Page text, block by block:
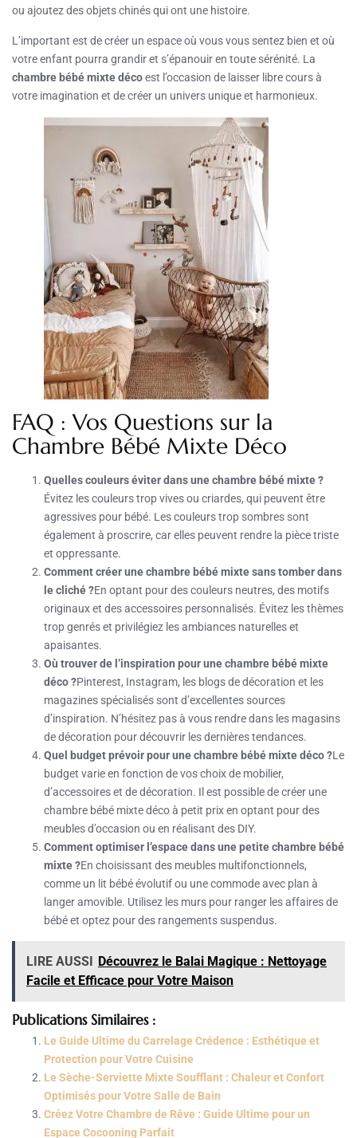
ou ajoutez des objets chinés qui ont une histoire.
L’important est de créer un espace où vous vous sentez bien et où
votre enfant pourra grandir et s’épanouir en toute sérénité. La
chambre bébé mixte décoest l’occasion de laisser libre cours à
votre imagination et de créer un univers unique et harmonieux.
FAQ : Vos Questions sur la
Chambre Bébé Mixte Déco
Quelles couleurs éviter dans une chambre bébé mixte ?
Évitez les couleurs trop vives ou criardes, qui peuvent être
agressives pour bébé. Les couleurs trop sombres sont
également à proscrire, car elles peuvent rendre la pièce triste
et oppressante.
Comment créer une chambre bébé mixte sans tomber dans
le cliché ?En optant pour des couleurs neutres, des motifs
originaux et des accessoires personnalisés. Évitez les thèmes
trop genrés et privilégiez les ambiances naturelles et
apaisantes.
Où trouver de l’inspiration pour une chambre bébé mixte
déco ?Pinterest, Instagram, les blogs de décoration et les
magazines spécialisés sont d’excellentes sources
d’inspiration. N’hésitez pas à vous rendre dans les magasins
de décoration pour découvrir les dernières tendances.
Quel budget prévoir pour une chambre bébé mixte déco ?Le
budget varie en fonction de vos choix de mobilier,
d’accessoires et de décoration. Il est possible de créer une
chambre bébé mixte déco à petit prix en optant pour des
meubles d’occasion ou en réalisant des DIY.
Comment optimiser l’espace dans une petite chambre bébé
mixte ?En choisissant des meubles multifonctionnels,
comme un lit bébé évolutif ou une commode avec plan à
langer amovible. Utilisez les murs pour ranger les affaires de
bébé et optez pour des rangements suspendus.
LIRE AUSSI
Découvrez le Balai Magique : Nettoyage
Facile et Efficace pour Votre Maison
Publications Similaires :
Le Guide Ultime du Carrelage Crédence : Esthétique et
Protection pour Votre Cuisine
Le Sèche-Serviette Mixte Soufflant : Chaleur et Confort
Optimisés pour Votre Salle de Bain
Créez Votre Chambre de Rêve : Guide Ultime pour un
Espace Cocooning Parfait